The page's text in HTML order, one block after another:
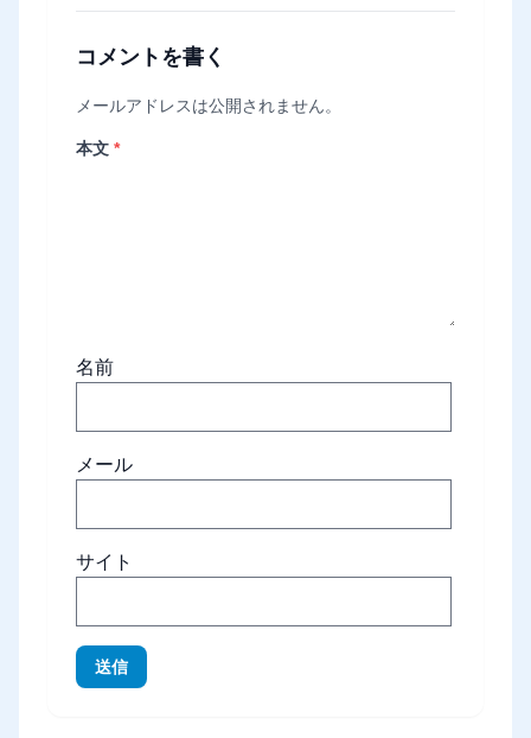
コメントを書く
メールアドレスは公開されません。
本文 *
名前
メール
サイト
送信